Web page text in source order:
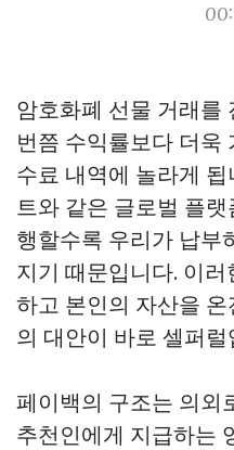
암호화폐 선물 거래를
번쯤 수익률보다 더욱
수료 내역에 놀라게
트와 같은 글로벌 플
행할수록 우리가 납부
지기 때문입니다. 이
하고 본인의 자산을
의 대안이 바로 셀퍼럴
페이백의 구조는 의외
추천인에게 지급하는